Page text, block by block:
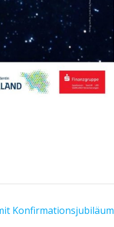
Konfirmationsjubiläum